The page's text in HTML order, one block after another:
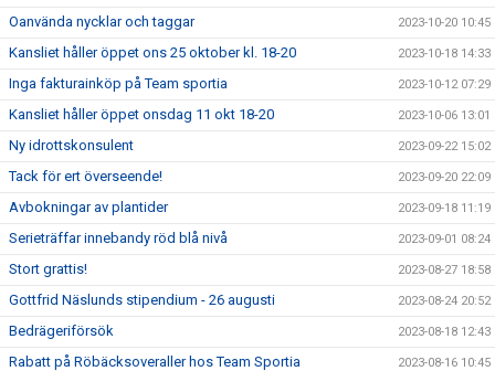
Oanvända nycklar och taggar 2023-10-20 10:45
Kansliet håller öppet ons 25 oktober kl. 18-20 2023-10-18 14:33
Inga fakturainköp på Team sportia 2023-10-12 07:29
Kansliet håller öppet onsdag 11 okt 18-20 2023-10-06 13:01
Ny idrottskonsulent 2023-09-22 15:02
Tack för ert överseende! 2023-09-20 22:09
Avbokningar av plantider 2023-09-18 11:19
Serieträffar innebandy röd blå nivå 2023-09-01 08:24
Stort grattis! 2023-08-27 18:58
Gottfrid Näslunds stipendium - 26 augusti 2023-08-24 20:52
Bedrägeriförsök 2023-08-18 12:43
Rabatt på Röbäcksoveraller hos Team Sportia 2023-08-16 10:45